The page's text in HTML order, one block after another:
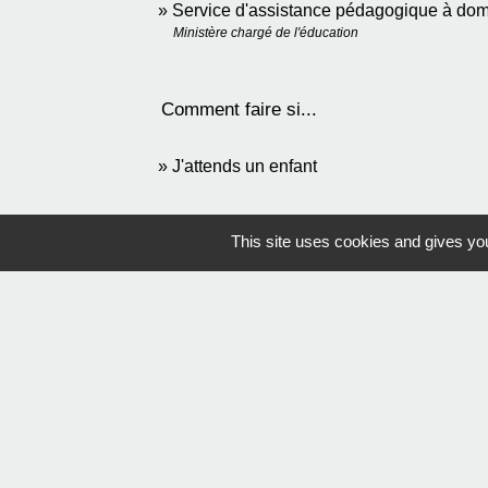
Service d'assistance pédagogique à
Ministère chargé de l'éducation
Comment faire si...
J'attends un enfant
This site uses cookies and gives